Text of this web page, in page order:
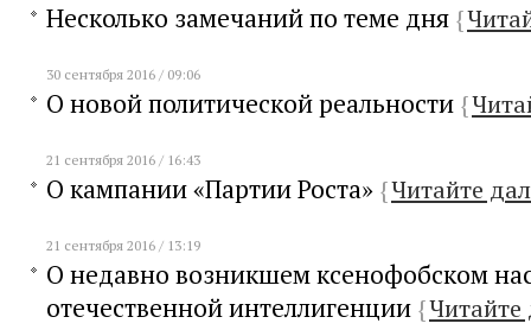
Несколько замечаний по теме дня {
30 сентября 2016 / 09:06
О новой политической реальности {
21 сентября 2016 / 16:43
О кампании «Партии Роста» {Читайте
21 сентября 2016 / 13:19
О недавно возникшем ксенофобском
отечественной интеллигенции {Читайте